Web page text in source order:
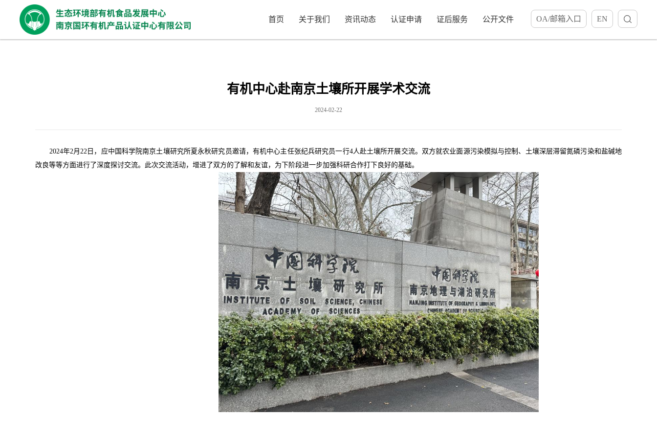
首页 关于我们 资讯动态 认证申请 证后服务 公开文件 OA/邮箱入口 EN
有机中心赴南京土壤所开展学术交流
2024-02-22
2024年2月22日，应中国科学院南京土壤研究所夏永秋研究员邀请，有机中心主任张纪兵研究员一行4人赴土壤所开展交流。双方就农业面源污染模拟与控制、土壤深层滞留氮磷污染和盐碱地
改良等等方面进行了深度探讨交流。此次交流活动，增进了双方的了解和友谊，为下阶段进一步加强科研合作打下良好的基础。